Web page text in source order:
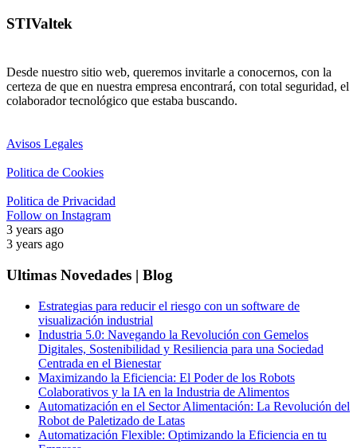
STIValtek
Desde nuestro sitio web, queremos invitarle a conocernos, con la
certeza de que en nuestra empresa encontrará, con total seguridad, el
colaborador tecnológico que estaba buscando.
Avisos Legales
Politica de Cookies
Politica de Privacidad
Follow on Instagram
3 years ago
3 years ago
Ultimas Novedades | Blog
Estrategias para reducir el riesgo con un software de
visualización industrial
Industria 5.0: Navegando la Revolución con Gemelos
Digitales, Sostenibilidad y Resiliencia para una Sociedad
Centrada en el Bienestar
Maximizando la Eficiencia: El Poder de los Robots
Colaborativos y la IA en la Industria de Alimentos
Automatización en el Sector Alimentación: La Revolución del
Robot de Paletizado de Latas
Automatización Flexible: Optimizando la Eficiencia en tu